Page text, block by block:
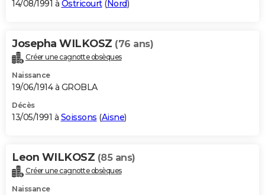
14/08/1991 à Ostricourt(Nord)
Josepha WILKOSZ (76 ans)
Créer une cagnotte obsèques
Naissance
19/06/1914 à GROBLA
Décès
13/05/1991 à Soissons (Aisne)
Leon WILKOSZ (85 ans)
Créer une cagnotte obsèques
Naissance